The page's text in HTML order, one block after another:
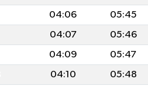
04:06 05:45
04:07 05:46
04:09 05:47
04:10 05:48